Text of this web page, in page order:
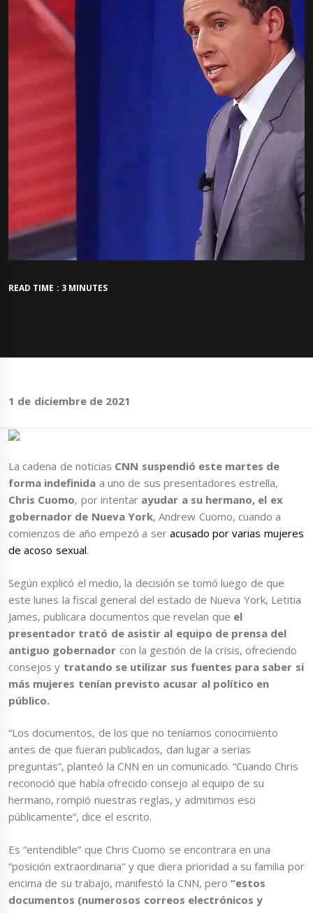
READ TIME : 3 MINUTES
1 de diciembre de 2021
La cadena de noticias CNN suspendió este martes de
forma indefinida a uno de sus presentadores estrella,
Chris Cuomo, por intentar ayudar a su hermano, el ex
gobernador de Nueva York, Andrew Cuomo, cuando a
comienzos de año empezó a seracusado por varias mujeres
de acoso sexual.
Según explicó el medio, la decisión se tomó luego de que
este lunes la fiscal general del estado de Nueva York, Letitia
James, publicara documentos que revelan que el
presentador trató de asistir al equipo de prensa del
antiguo gobernador con la gestión de la crisis, ofreciendo
consejos y tratando se utilizar sus fuentes para saber si
más mujeres tenían previsto acusar al político en
público.
“Los documentos, de los que no teníamos conocimiento
antes de que fueran publicados, dan lugar a serias
preguntas”, planteó la CNN en un comunicado. “Cuando Chris
reconoció que había ofrecido consejo al equipo de su
hermano, rompió nuestras reglas, y admitimos eso
públicamente”, dice el escrito.
Es “entendible” que Chris Cuomo se encontrara en una
“posición extraordinaria” y que diera prioridad a su familia por
encima de su trabajo, manifestó la CNN, pero“estos
documentos (numerosos correos electrónicos y